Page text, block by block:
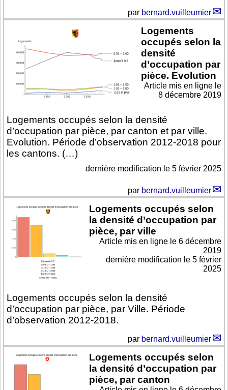
par bernard.vuilleumier
Logements
occupés selon la
densité
d’occupation par
pièce. Evolution
Logements occupés selon la densité
d’occupation par pièce, par canton et par ville.
Evolution. Période d’observation 2012-2018 pour
les cantons. (…)
Article mis en ligne le
8 décembre 2019
dernière modification le 5 février 2025
par bernard.vuilleumier
Logements occupés selon
la densité d’occupation par
pièce, par ville
Logements occupés selon la densité
d’occupation par pièce, par Ville. Période
d’observation 2012-2018.
Article mis en ligne le 6 décembre
2019
dernière modification le 5 février
2025
par bernard.vuilleumier
Logements occupés selon
la densité d’occupation par
pièce, par canton